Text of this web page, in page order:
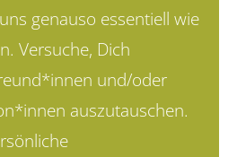
genauso essentiell wie
Versuche, Dich
und/oder
auszu­tauschen.